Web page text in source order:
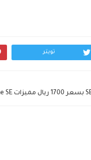
تويتر